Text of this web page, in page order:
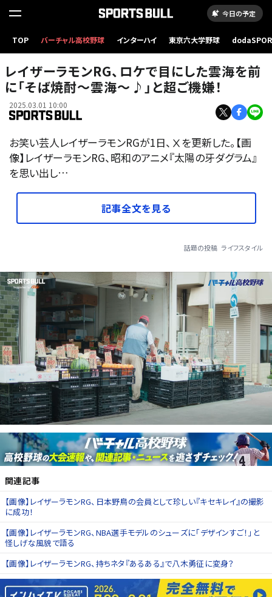
今日の予定
TOP バーチャル高校野球 インターハイ 東京六大学野球
レイザーラモンRG、ロケで目にした雲海を前
に「そば焼酎〜雲海〜♪」と超ご機嫌！
2025.03.01 10:00
お笑い芸人レイザーラモンRGが1日、Ⅹを更新した。【画
像】レイザーラモンRG、昭和のアニメ『太陽の牙ダグラム』
を思い出し…
記事全文を見る
話題の投稿 ライフスタイル
関連記事
【画像】レイザーラモンRG、日本野鳥の会員として珍しい『キセキレイ』の撮影
に成功！
【画像】レイザーラモンRG、NBA選手モデルのシューズに「デザインすご！」と
怪しげな風貌で語る
【画像】レイザーラモンRG、持ちネタ『あるある』で八木勇征に変身？